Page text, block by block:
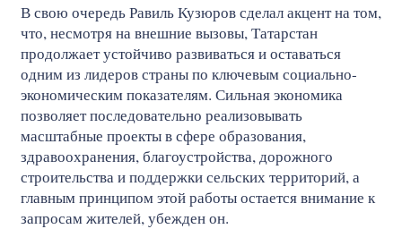
В свою очередь Равиль Кузюров сделал акцент на том,
что, несмотря на внешние вызовы, Татарстан
продолжает устойчиво развиваться и оставаться
одним из лидеров страны по ключевым социально-
экономическим показателям. Сильная экономика
позволяет последовательно реализовывать
масштабные проекты в сфере образования,
здравоохранения, благоустройства, дорожного
строительства и поддержки сельских территорий, а
главным принципом этой работы остается внимание к
запросам жителей, убежден он.